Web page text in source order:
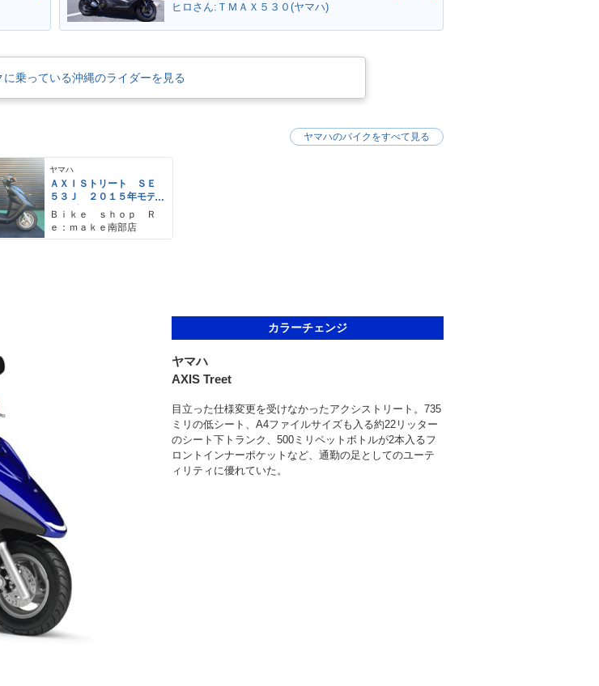
ヒロさん:ＴＭＡＸ５３０(ヤマハ)
に乗っている沖縄のライダーを見る
ヤマハ
ＡＸＩＳトリート ＳＥ
５３Ｊ ２０１５年モデ
ル ブラックメタリック
Ｘ
Ｂｉｋｅ ｓｈｏｐ Ｒ
ｅ：ｍａｋｅ南部店
ヤマハのバイクをすべて見る
カラーチェンジ
ヤマハ
AXIS Treet
目立った仕様変更を受けなかったアクシストリート。735
ミリの低シート、A4ファイルサイズも入る約22リッター
のシート下トランク、500ミリペットボトルが2本入るフ
ロントインナーポケットなど、通勤の足としてのユーテ
ィリティに優れていた。